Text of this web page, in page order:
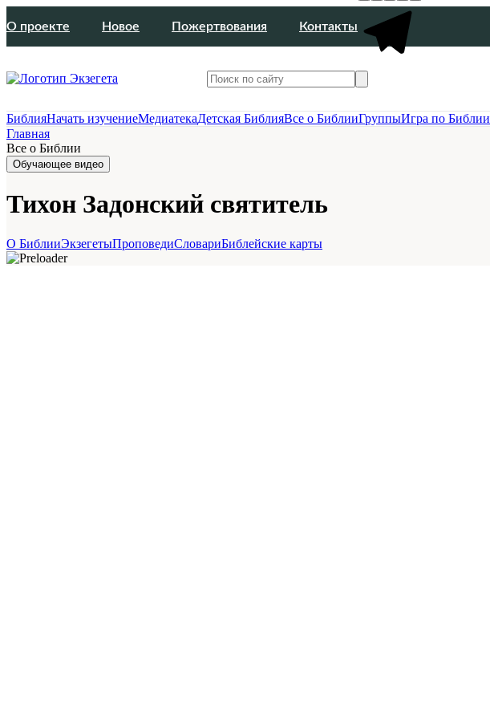
О проекте Новое Пожертвования Контакты
БиблияНачать изучениеМедиатекаДетская БиблияВсе о БиблииГруппыИгра по Библии
Главная
Все о Библии
Обучающее видео
Тихон Задонский святитель
О БиблииЭкзегетыПроповедиСловариБиблейские карты